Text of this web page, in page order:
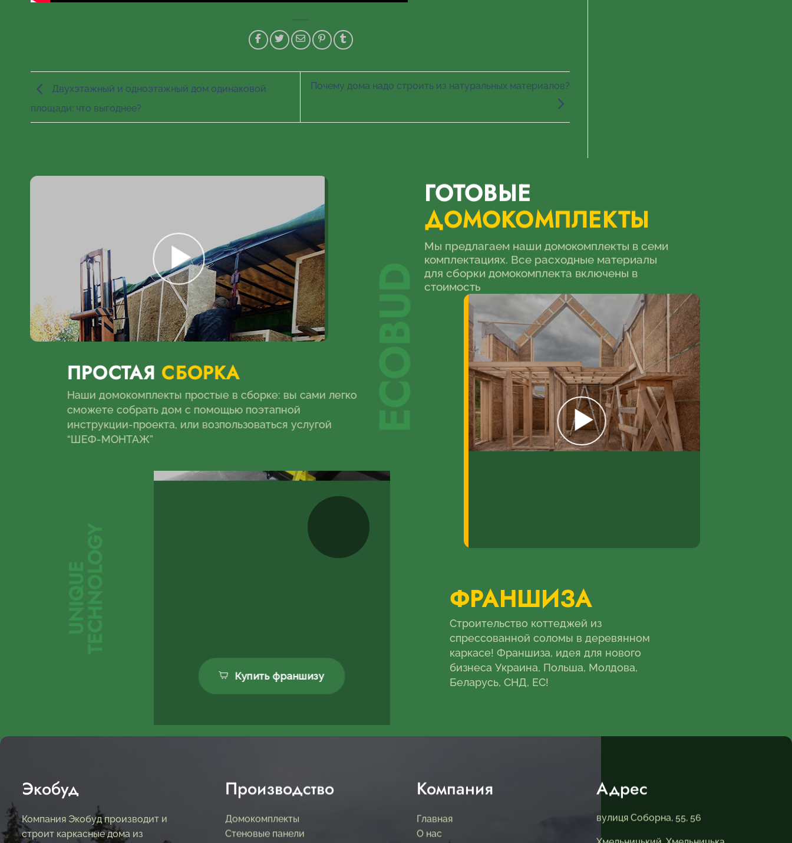
Двухэтажный и одноэтажный дом одинаковой
площади: что выгоднее?
Почему дома надо строить из натуральных материалов?
ГОТОВЫЕ
ДОМОКОМПЛЕКТЫ
Мы предлагаем наши домокомплекты в семи
комплектациях. Все расходные материалы
для сборки домокомплекта включены в
стоимость
ECOBUD
ПРОСТАЯ СБОРКА
Наши домокомплекты простые в сборке: вы сами легко
сможете собрать дом с помощью поэтапной
инструкции-проекта, или возпользоваться услугой
“ШЕФ-МОНТАЖ”
Купить франшизу
ФРАНШИЗА
Строительство коттеджей из
спрессованной соломы в деревянном
каркасе! Франшиза, идея для нового
бизнеса Украина, Польша, Молдова,
Беларусь, СНД, ЕС!
Экобуд
Компания Экобуд производит и
строит каркасные дома из
Производство
Домокомплекты
Стеновые панели
Компания
Главная
О нас
Адрес
вулиця Соборна, 55, 56